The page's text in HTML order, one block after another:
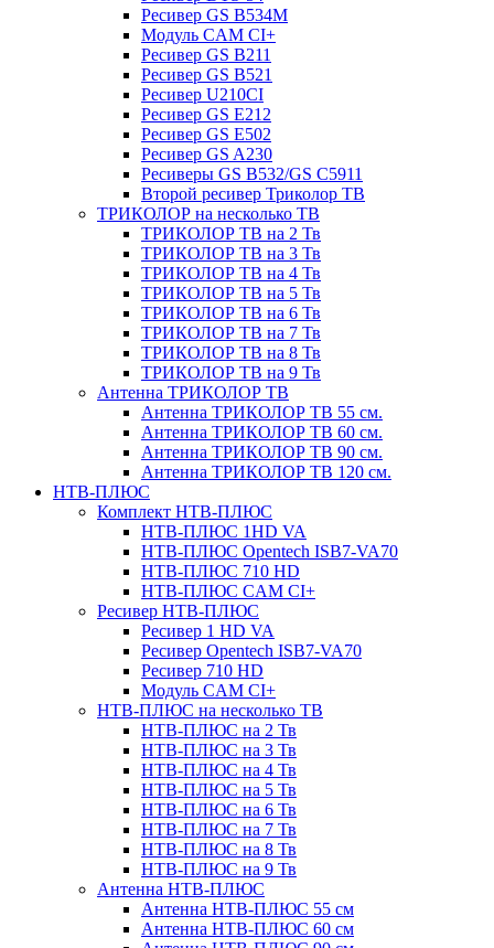
Ресивер GS B534M
Модуль CAM CI+
Ресивер GS B211
Ресивер GS B521
Ресивер U210CI
Ресивер GS E212
Ресивер GS E502
Ресивер GS A230
Ресиверы GS B532/GS C5911
Второй ресивер Триколор ТВ
ТРИКОЛОР на несколько ТВ
ТРИКОЛОР ТВ на 2 Тв
ТРИКОЛОР ТВ на 3 Тв
ТРИКОЛОР ТВ на 4 Тв
ТРИКОЛОР ТВ на 5 Тв
ТРИКОЛОР ТВ на 6 Тв
ТРИКОЛОР ТВ на 7 Тв
ТРИКОЛОР ТВ на 8 Тв
ТРИКОЛОР ТВ на 9 Тв
Антенна ТРИКОЛОР ТВ
Антенна ТРИКОЛОР ТВ 55 см.
Антенна ТРИКОЛОР ТВ 60 см.
Антенна ТРИКОЛОР ТВ 90 см.
Антенна ТРИКОЛОР ТВ 120 см.
НТВ-ПЛЮС
Комплект НТВ-ПЛЮС
НТВ-ПЛЮС 1HD VA
НТВ-ПЛЮС Opentech ISB7-VA70
НТВ-ПЛЮС 710 HD
НТВ-ПЛЮС CAM CI+
Ресивер НТВ-ПЛЮС
Ресивер 1 HD VA
Ресивер Opentech ISB7-VA70
Ресивер 710 HD
Модуль CAM CI+
НТВ-ПЛЮС на несколько ТВ
НТВ-ПЛЮС на 2 Тв
НТВ-ПЛЮС на 3 Тв
НТВ-ПЛЮС на 4 Тв
НТВ-ПЛЮС на 5 Тв
НТВ-ПЛЮС на 6 Тв
НТВ-ПЛЮС на 7 Тв
НТВ-ПЛЮС на 8 Тв
НТВ-ПЛЮС на 9 Тв
Антенна НТВ-ПЛЮС
Антенна НТВ-ПЛЮС 55 см
Антенна НТВ-ПЛЮС 60 см